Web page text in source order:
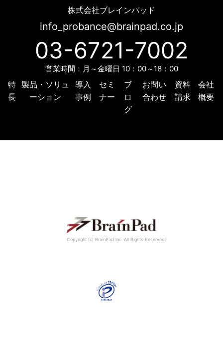
株式会社ブレインパッド
info_probance@brainpad.co.jp
03-6721-7002
営業時間：月～金曜日 10：00～18：00
特
長
製品・ソリュ
ーション
導入
事例
セミ
ナー
ブ
ロ
グ
お問い
合わせ
資料
請求
会社
概要
Copyright (c) BrainPad lnc. All Rights Reserved.